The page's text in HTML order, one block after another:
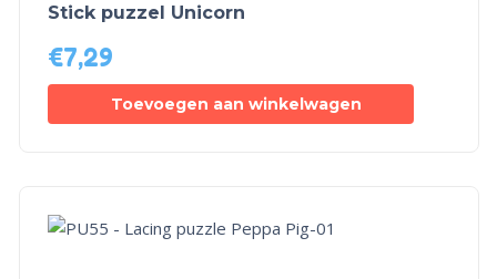
Stick puzzel Unicorn
€7,29
Toevoegen aan winkelwagen